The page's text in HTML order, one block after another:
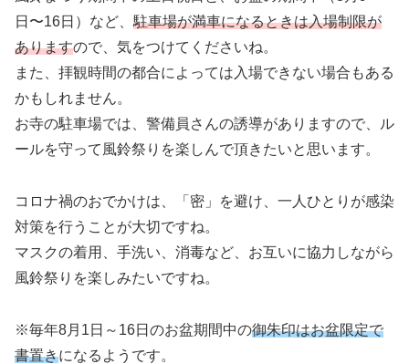
日〜16日）など、 駐車場が満車になるときは入場制限が
ありますので、気をつけてくださいね。
また、拝観時間の都合によっては入場できない場合もある
かもしれません。
お寺の駐車場では、警備員さんの誘導がありますので、ル
ールを守って風鈴祭りを楽しんで頂きたいと思います。
コロナ禍のおでかけは、「密」を避け、一人ひとりが感染
対策を行うことが大切ですね。
マスクの着用、手洗い、消毒など、お互いに協力しながら
風鈴祭りを楽しみたいですね。
※毎年8月1日～16日のお盆期間中の御朱印はお盆限定で
書置きになるようです。